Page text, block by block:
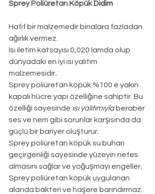
Sprey Poliüretan Köpük Didim
Hafif bir malzemedir binalara fazladan
ağırlık vermez.
Isı iletim katsayısı 0,020 lamda olup
dünyadaki en iyi ısı yalıtım
malzemesidir.
Sprey poliüretan köpük %100 e yakın
kapalı hücre yapı özelliğine sahiptir. Bu
özelliği sayesinde ısı yalıtımıyla beraber
ses ve nem gibi sorunlar karşısında da
güçlü bir bariyer oluşturur.
Sprey poliüretan köpük su buharı
geçirgenliği sayesinde yüzeyin nefes
almasını sağlar ve yoğuşmayı engeller.
Sprey poliüretan köpük uygulanan
alanda bakteri ve haşere barındırmaz.